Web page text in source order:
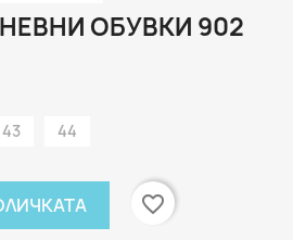
ОБУВКИ 902
43 44
favorite_border